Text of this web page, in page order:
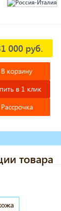
000 руб.
В корзину
в 1 клик
Рассрочка
товара